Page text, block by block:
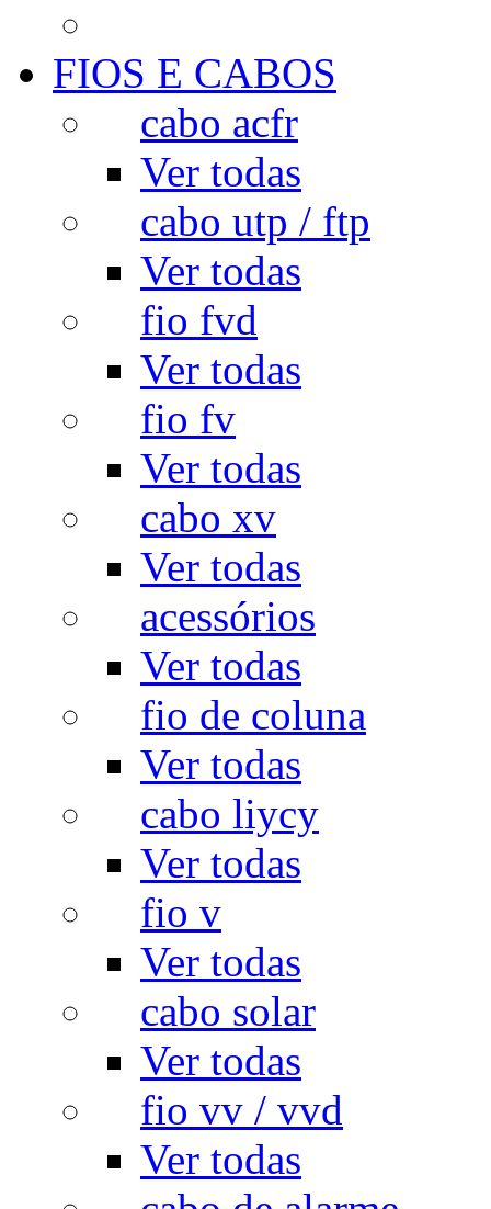
FIOS E CABOS
cabo acfr
Ver todas
cabo utp / ftp
Ver todas
fio fvd
Ver todas
fio fv
Ver todas
cabo xv
Ver todas
acessórios
Ver todas
fio de coluna
Ver todas
cabo liycy
Ver todas
fio v
Ver todas
cabo solar
Ver todas
fio vv / vvd
Ver todas